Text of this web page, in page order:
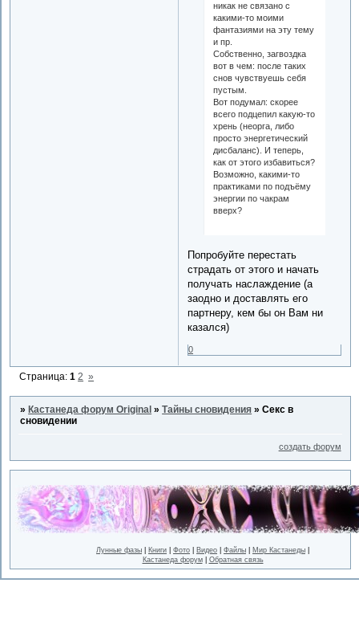
никак не связано с
какими-то моими
фантазиями на эту тему
и пр.
Собственно, загвоздка
вот в чем: после таких
снов чувствуешь себя
пустым.
Вот подумал: скорее
всего подцепил какую-то
хрень (неорга, либо
просто энергетический
дисбаланс). И теперь,
как от этого избавиться?
Возможно, какими-то
практиками по подъёму
энергии по чакрам
вверх?
Попробуйте перестать
страдать от этого и начать
получать наслаждение (а
заодно и доставлять его
партнеру, кем бы он Вам ни
казался)
0
Страница:1 2 »
» Кастанеда форум Original »Тайны сновидения »Секс в
сновидении
создать форум
Лунные фазы Книги Фото Видео Файлы Мир Кастанеды
Кастанеда форум| Обратная связь